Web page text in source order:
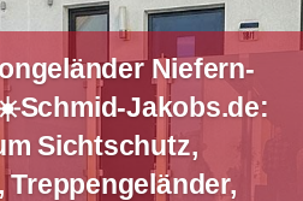
Niefern-
Jakobs.de:
Sichtschutz,
Treppengeländer,